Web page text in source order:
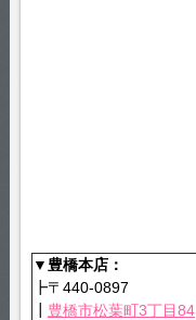
▼豊橋本店：
┣〒440-0897
豊橋市松葉町3丁目84